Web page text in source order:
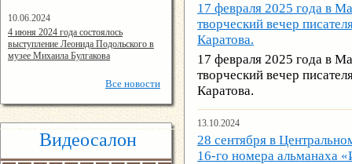
10.06.2024
15:02:44
4 июня 2024 года состоялось
выступление Леонида Подольского в
музее Михаила Булгакова
Все новости
Видеосалон
17 февраля 2025 года в
творческий вечер
Каратова.
17 февраля 2025 года в
творческий вечер
Каратова.
13.10.2024
28 сентября в
16-го номера альманаха